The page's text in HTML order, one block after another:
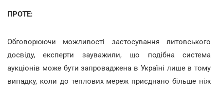
ПРОТЕ:
Обговорюючи можливості застосування литовського
досвіду, експерти зауважили, що подібна система
аукціонів може бути запроваджена в Україні лише в тому
випадку, коли до теплових мереж приєднано більше ніж